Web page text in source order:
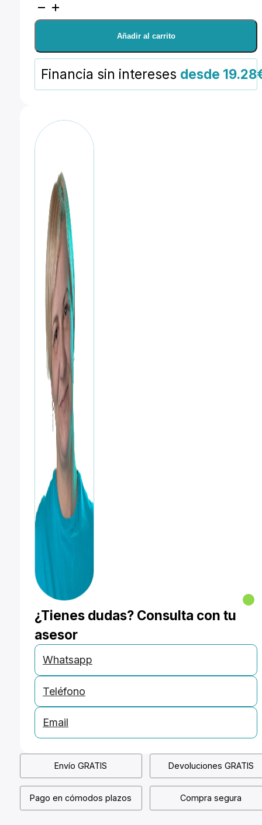
RF
24-
50
f:
4.5-
IS
STM
Añadir al carrito
Financia sin intereses desde
¿Tienes dudas? Consulta con tu
asesor
Whatsapp
Teléfono
Email
Envío GRATIS Devoluciones GRATIS
Pago en cómodos plazos Compra segura